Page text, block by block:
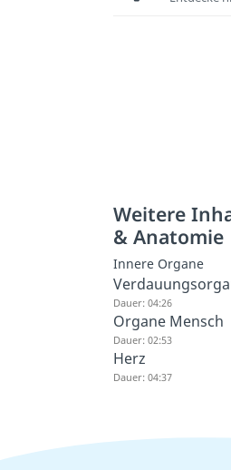
Weitere
& Anatomie
Innere Organe
Dauer: 04:26
Organe Mensch
Dauer: 02:53
Herz
Dauer: 04:37